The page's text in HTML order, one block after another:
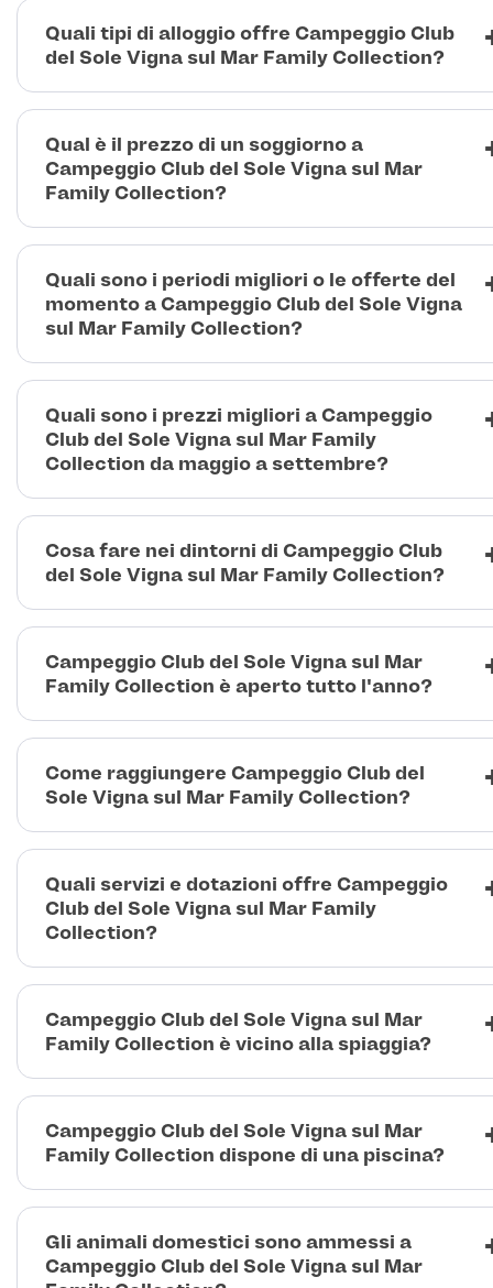
Quali tipi di alloggio offre Campeggio Club
del Sole Vigna sul Mar Family Collection?
Qual è il prezzo di un soggiorno a
Campeggio Club del Sole Vigna sul Mar
Family Collection?
Quali sono i periodi migliori o le offerte del
momento a Campeggio Club del Sole Vigna
sul Mar Family Collection?
Quali sono i prezzi migliori a Campeggio
Club del Sole Vigna sul Mar Family
Collection da maggio a settembre?
Cosa fare nei dintorni di Campeggio Club
del Sole Vigna sul Mar Family Collection?
Campeggio Club del Sole Vigna sul Mar
Family Collection è aperto tutto l'anno?
Come raggiungere Campeggio Club del
Sole Vigna sul Mar Family Collection?
Quali servizi e dotazioni offre Campeggio
Club del Sole Vigna sul Mar Family
Collection?
Campeggio Club del Sole Vigna sul Mar
Family Collection è vicino alla spiaggia?
Campeggio Club del Sole Vigna sul Mar
Family Collection dispone di una piscina?
Gli animali domestici sono ammessi a
Campeggio Club del Sole Vigna sul Mar